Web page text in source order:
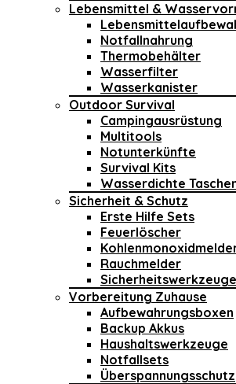
Lebensmittel &
Notfallnahrung
Thermobehälter
Wasserfilter
Wasserkanister
Outdoor Survival
Campingausrüstung
Multitools
Notunterkünfte
Survival Kits
Wasserdichte
Sicherheit & Schutz
Erste Hilfe Sets
Feuerlöscher
Rauchmelder
Sicherheitswerkzeuge
Vorbereitung Zuhause
Aufbewahrungsboxen
Backup Akkus
Haushaltswerkzeuge
Notfallsets
Überspannungsschutz